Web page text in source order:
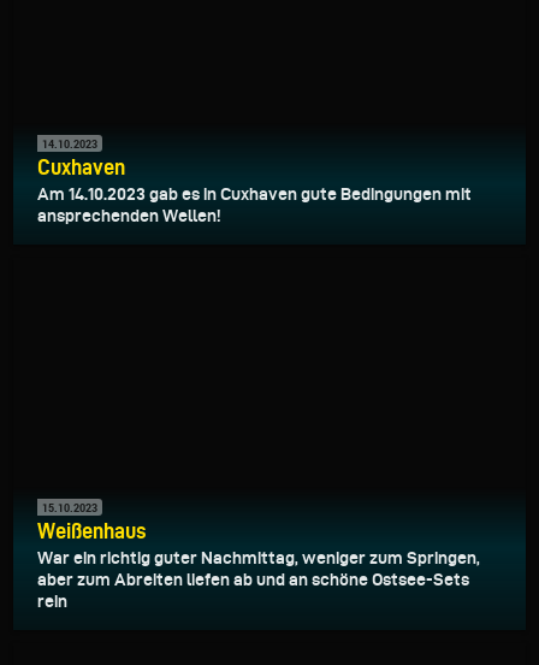
14.10.2023
Cuxhaven
Am 14.10.2023 gab es in Cuxhaven gute Bedingungen mit
ansprechenden Wellen!
15.10.2023
Weißenhaus
War ein richtig guter Nachmittag, weniger zum Springen,
aber zum Abreiten liefen ab und an schöne Ostsee-Sets
rein